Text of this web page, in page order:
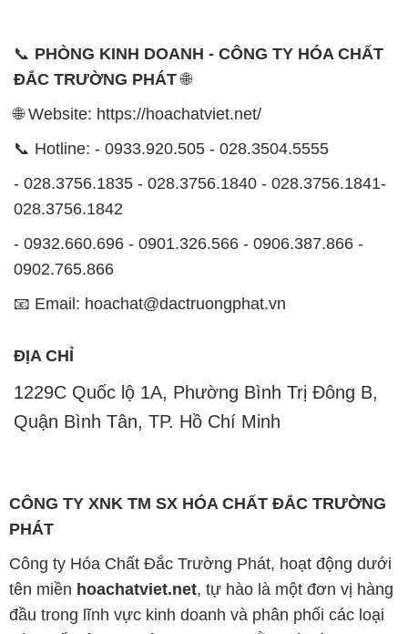
📞 PHÒNG KINH DOANH - CÔNG TY HÓA CHẤT
ĐẮC TRƯỜNG PHÁT🌐
🌐 Website: https://hoachatviet.net/
📞 Hotline: - 0933.920.505 - 028.3504.5555
- 028.3756.1835 - 028.3756.1840 - 028.3756.1841-
028.3756.1842
- 0932.660.696 - 0901.326.566 - 0906.387.866 -
0902.765.866
📧 Email: hoachat@dactruongphat.vn
ĐỊA CHỈ
1229C Quốc lộ 1A, Phường Bình Trị Đông B,
Quận Bình Tân, TP. Hồ Chí Minh
CÔNG TY XNK TM SX HÓA CHẤT ĐẮC TRƯỜNG
PHÁT
Công ty Hóa Chất Đắc Trường Phát, hoạt động dưới
tên miền hoachatviet.net, tự hào là một đơn vị hàng
đầu trong lĩnh vực kinh doanh và phân phối các loại